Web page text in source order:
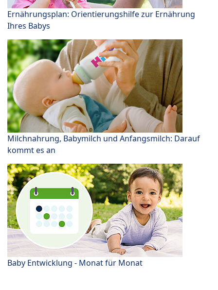
Ernährungsplan: Orientierungshilfe zur Ernährung
Ihres Babys
Milchnahrung, Babymilch und Anfangsmilch: Darauf
kommt es an
Baby Entwicklung - Monat für Monat